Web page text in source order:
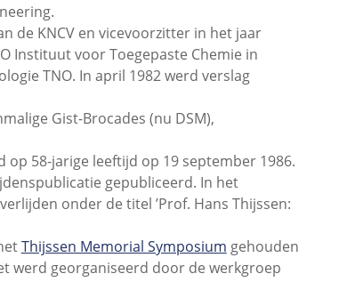
de KNCV en vicevoorzitter in het jaar
Instituut voor Toegepaste Chemie in
TNO. In april 1982 werd verslag
Gist-Brocades (nu DSM),
58-jarige leeftijd op 19 september 1986.
gepubliceerd. In het
onder de titel ’Prof. Hans Thijssen:
Thijssen Memorial Symposium gehouden
werd georganiseerd door de werkgroep